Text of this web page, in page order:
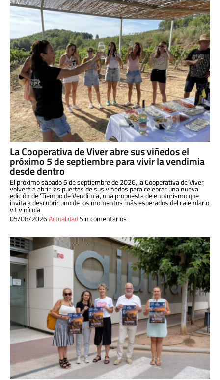
La Cooperativa de Viver abre sus viñedos el
próximo 5 de septiembre para vivir la vendimia
desde dentro
El próximo sábado 5 de septiembre de 2026, la Cooperativa de Viver
volverá a abrir las puertas de sus viñedos para celebrar una nueva
edición de ‘Tiempo de Vendimia’, una propuesta de enoturismo que
invita a descubrir uno de los momentos más esperados del calendario
vitivinícola.
05/08/2026ActualidadSin comentarios